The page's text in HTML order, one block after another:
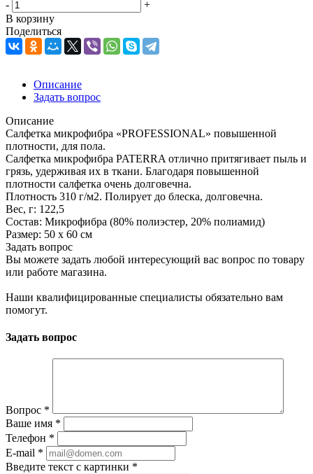
-
+
В корзину
Поделиться
Описание
Задать вопрос
Описание
Салфетка микрофибра «PROFESSIONAL» повышенной
плотности, для пола.
Салфетка микрофибра PATERRA отлично притягивает пыль и
грязь, удерживая их в ткани. Благодаря повышенной
плотности салфетка очень долговечна.
Плотность 310 г/м2. Полирует до блеска, долговечна.
Вес, г: 122,5
Состав: Микрофибра (80% полиэстер, 20% полиамид)
Размер: 50 х 60 см
Задать вопрос
Вы можете задать любой интересующий вас вопрос по товару
или работе магазина.
Наши квалифицированные специалисты обязательно вам
помогут.
Задать вопрос
Вопрос *
Ваше имя *
Телефон *
E-mail *
Введите текст с картинки *